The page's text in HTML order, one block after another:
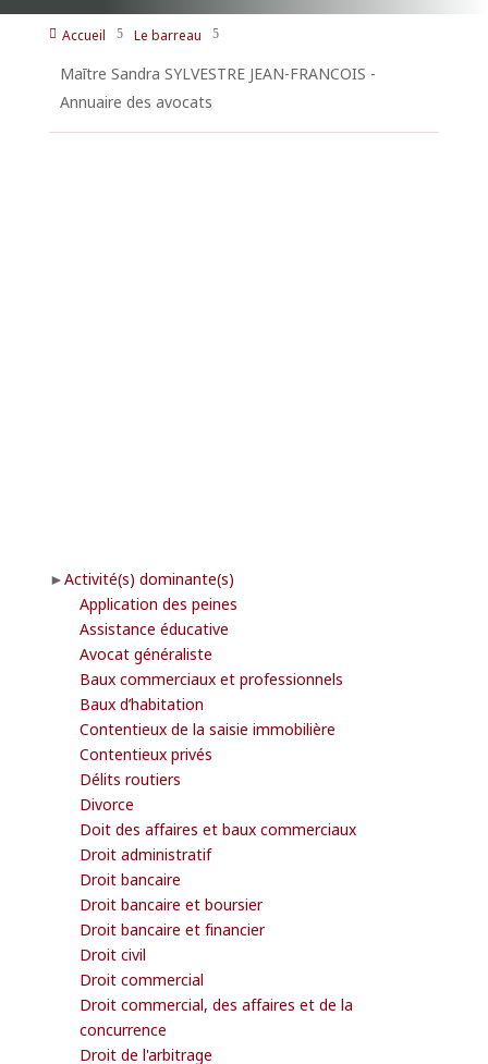
 Accueil 5 Le barreau 5
Maītre Sandra SYLVESTRE JEAN-FRANCOIS -
Annuaire des avocats
Activité(s) dominante(s)
Application des peines
Assistance éducative
Avocat généraliste
Baux commerciaux et professionnels
Baux d’habitation
Contentieux de la saisie immobilière
Contentieux privés
Délits routiers
Divorce
Doit des affaires et baux commerciaux
Droit administratif
Droit bancaire
Droit bancaire et boursier
Droit bancaire et financier
Droit civil
Droit commercial
Droit commercial, des affaires et de la
concurrence
Droit de l'arbitrage